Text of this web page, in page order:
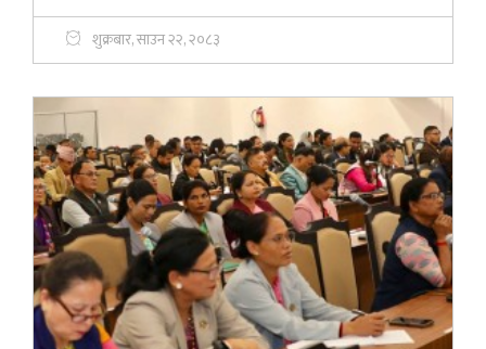
शुक्रबार, साउन २२, २०८३